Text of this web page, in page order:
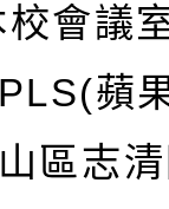
會議
蘋
區志